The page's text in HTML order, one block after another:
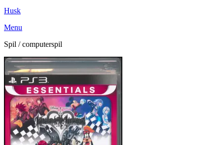
Husk
Menu
Spil / computerspil